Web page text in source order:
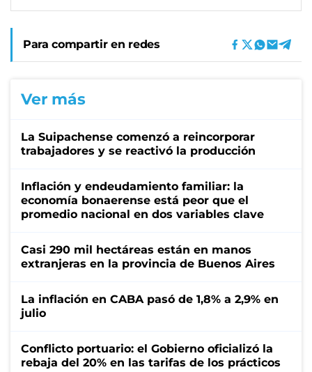
Para compartir en redes
Ver más
La Suipachense comenzó a reincorporar
trabajadores y se reactivó la producción
Inflación y endeudamiento familiar: la
economía bonaerense está peor que el
promedio nacional en dos variables clave
Casi 290 mil hectáreas están en manos
extranjeras en la provincia de Buenos Aires
La inflación en CABA pasó de 1,8% a 2,9% en
julio
Conflicto portuario: el Gobierno oficializó la
rebaja del 20% en las tarifas de los prácticos